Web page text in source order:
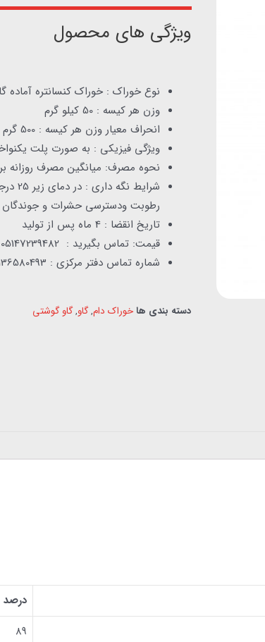
ویژگی های محصول
نوع خوراک : خوراک کنسانتره
وزن هر کیسه : 50 کیلو گرم
انحراف معیار وزن هر کیسه : 500 گرم
ویژگی فیزیکی : به صورت پلت یکنواخت سایز
نحوه مصرف: میانگین مصرف روزانه برابر 6 کیلوگرم با توجه به نوع علوفه مصرفی
رطوبت ودسترسی حشرات و جوندگان
تاریخ انقضا : 4 ماه پس از تولید
قیمت: تماس بگیرید : 05147239482 و 09152014068
شماره تماس دفتر مرکزی : 05136580493 و 09153831763
دسته بندی ها خوراک دام,گاو,گاو گوشتی
درصد
۸۹